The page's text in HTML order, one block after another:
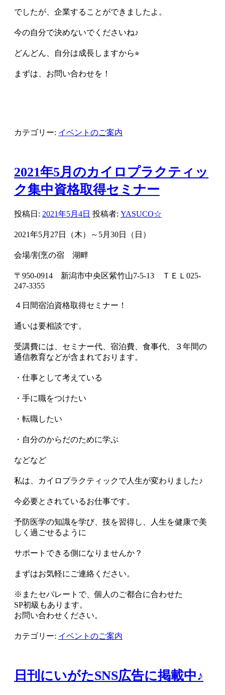
でしたが、企業することができましたよ。
今の自分で決めないでくださいね♪
どんどん、自分は成長しますから⭐︎
まずは、お問い合わせを！
カテゴリー: イベントのご案内
2021年5月のカイロプラクティッ
ク集中資格取得セミナー
投稿日: 2021年5月4日 投稿者: YASUCO☆
2021年5月27日（木）～5月30日（日）
会場/割烹の宿 湖畔
〒950-0914 新潟市中央区紫竹山7-5-13 ＴＥＬ025-
247-3355
４日間宿泊資格取得セミナー！
通いは要相談です。
受講費には、セミナー代、宿泊費、食事代、３年間の
通信教育などが含まれております。
・仕事として考えている
・手に職をつけたい
・転職したい
・自分のからだのために学ぶ
などなど
私は、カイロプラクティックで人生が変わりました♪
今必要とされているお仕事です。
予防医学の知識を学び、技を習得し、人生を健康で美
しく過ごせるように
サポートできる側になりませんか？
まずはお気軽にご連絡ください。
※またセパレートで、個人のご都合に合わせた
SP初級もあります。
お問い合わせください。
カテゴリー: イベントのご案内
日刊にいがたSNS広告に掲載中♪